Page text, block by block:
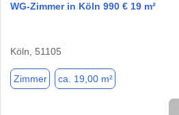
WG-Zimmer in Köln 990 € 19 m²
Köln, 51105
Zimmer ca. 19,00 m²